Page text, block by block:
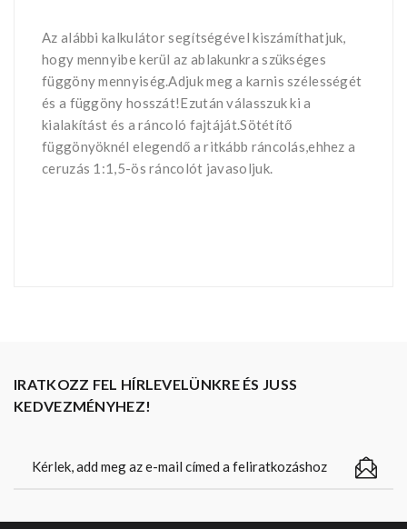
Az alábbi kalkulátor segítségével kiszámíthatjuk,
hogy mennyibe kerül az ablakunkra szükséges
függöny mennyiség.Adjuk meg a karnis szélességét
és a függöny hosszát!Ezután válasszuk ki a
kialakítást és a ráncoló fajtáját.Sötétítő
függönyöknél elegendő a ritkább ráncolás,ehhez a
ceruzás 1:1,5-ös ráncolót javasoljuk.
IRATKOZZ FEL HÍRLEVELÜNKRE ÉS JUSS
KEDVEZMÉNYHEZ!